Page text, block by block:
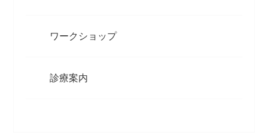
ワークショップ
診療案内